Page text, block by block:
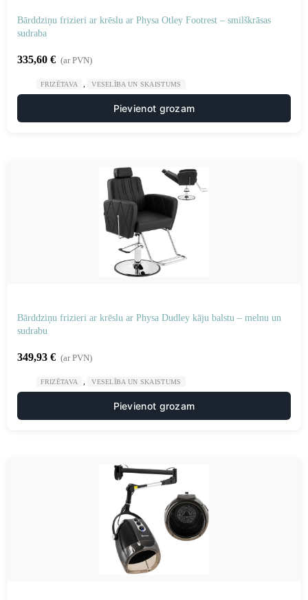
Bārddziņu frizieri ar krēslu ar Physa Otley Footrest – smilškrāsas
sudraba
335,60 € (ar PVN)
FRIZĒTAVA VESELĪBA UN SKAISTUMS
Pievienot grozam
Bārddziņu frizieri ar krēslu ar Physa Dudley kāju balstu – melnu un
sudrabu
349,93 € (ar PVN)
FRIZĒTAVA VESELĪBA UN SKAISTUMS
Pievienot grozam